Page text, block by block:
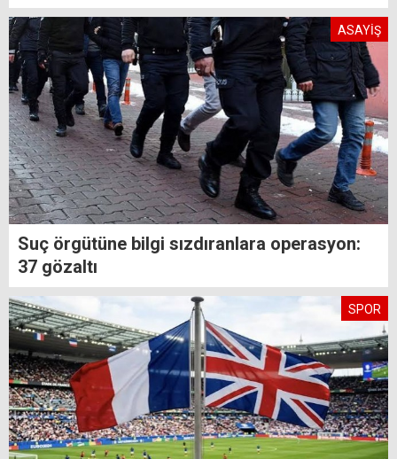
ASAYİŞ
Suç örgütüne bilgi sızdıranlara operasyon:
37 gözaltı
SPOR